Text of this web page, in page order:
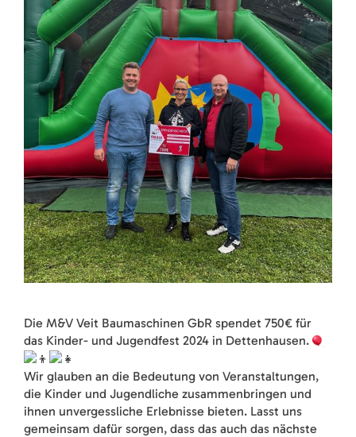
Die M&V Veit Baumaschinen GbR spendet 750€ für
das Kinder- und Jugendfest 2024 in Dettenhausen.
Wir glauben an die Bedeutung von Veranstaltungen,
die Kinder und Jugendliche zusammenbringen und
ihnen unvergessliche Erlebnisse bieten. Lasst uns
gemeinsam dafür sorgen, dass das auch das nächste